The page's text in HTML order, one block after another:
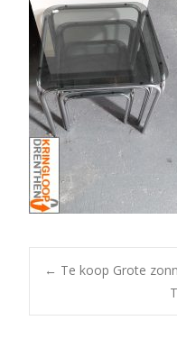
Post
← Te koop Grote